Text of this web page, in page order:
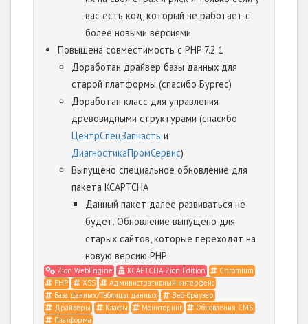
вас есть код, который не работает с
более новыми версиями
Повышена совместимость с PHP 7.2.1
Доработан драйвер базы данных для
старой платформы (спасибо Бургес)
Доработан класс для управления
древовидными структурами (спасибо
ЦентрСпецЗапчасть и
ДиагностикаПромСервис)
Выпущено специальное обновление для
пакета KCAPTCHA
Данный пакет далее развиваться не
будет. Обновление выпущено для
старых сайтов, которые переходят на
новую версию PHP
Zion WebEngine KCAPTCHA Zion Edition
Chromium
PHP
XSS
Административный интерфейс
База данных/Таблицы данных
Веб-браузер
Драйверы
Классы Мониторинг
Обновления CMS
Платформа